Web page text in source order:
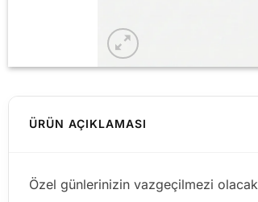
ÜRÜN AÇIKLAMASI
Özel günlerinizin vazgeçilmezi olacak